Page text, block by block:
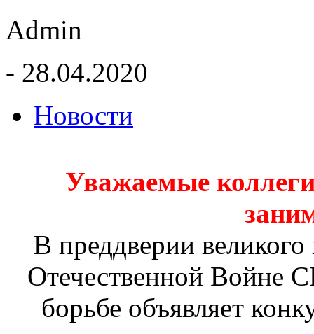
Admin
- 28.04.2020
Новости
Уважаемые
В преддверии
Отечественной Войне
борьбе объявляет